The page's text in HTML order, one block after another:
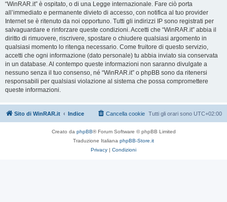
“WinRAR.it” è ospitato, o di una Legge internazionale. Fare ciò porta
all’immediato e permanente divieto di accesso, con notifica al tuo provider
Internet se è ritenuto da noi opportuno. Tutti gli indirizzi IP sono registrati per
salvaguardare e rinforzare queste condizioni. Accetti che “WinRAR.it” abbia il
diritto di rimuovere, riscrivere, spostare o chiudere qualsiasi argomento in
qualsiasi momento lo ritenga necessario. Come fruitore di questo servizio,
accetti che ogni informazione (dato personale) tu abbia inviato sia conservata
in un database. Al contempo queste informazioni non saranno divulgate a
nessuno senza il tuo consenso, né “WinRAR.it” o phpBB sono da ritenersi
responsabili per qualsiasi violazione al sistema che possa compromettere
queste informazioni.
Sito di WinRAR.it Indice Tutti gli orari sono UTC+02:00
Cancella cookie
Creato da phpBB® Forum Software © phpBB Limited
Traduzione Italiana phpBB-Store.it
Privacy | Condizioni